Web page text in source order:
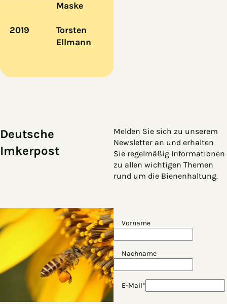
Maske
2019
Torsten
Ellmann
Deutsche
Imkerpost
Melden Sie sich zu unserem
Newsletter an und erhalten
Sie regelmäßig Informationen
zu allen wichtigen Themen
rund um die Bienenhaltung.
Vorname
Nachname
E-Mail*